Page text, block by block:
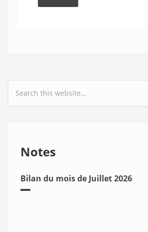
Search form
Notes
Bilan du mois de Juillet 2026